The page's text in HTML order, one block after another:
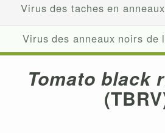
Virus des taches en
Virus des anneaux noirs de
Tomato black